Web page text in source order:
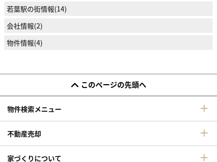
若葉駅の街情報(14)
会社情報(2)
物件情報(4)
このページの先頭へ
物件検索メニュー
不動産売却
家づくりについて